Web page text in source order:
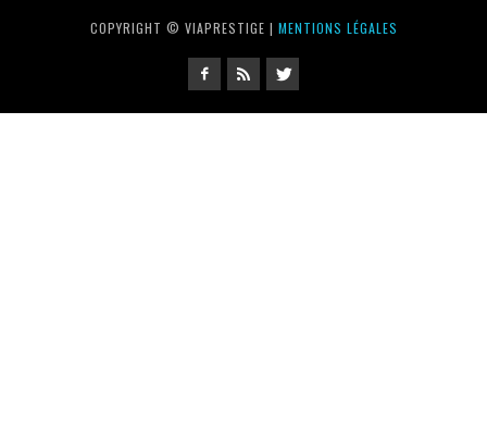
COPYRIGHT © VIAPRESTIGE | MENTIONS LÉGALES